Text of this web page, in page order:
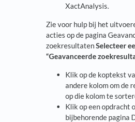
XactAnalysis.
Zie voor hulp bij het
acties op de pagina
zoekresultatenSelecteer
“Geavanceerde
Klik op de koptekst
andere kolom om de
op die kolom te
Klik op een opdracht
bijbehorende pagina